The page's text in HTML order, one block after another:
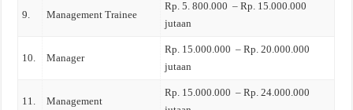
9. Management Trainee
Rp. 5. 800.000 – Rp. 15.000.000
jutaan
10. Manager
Rp. 15.000.000 – Rp. 20.000.000
jutaan
11. Management
Rp. 15.000.000 – Rp. 24.000.000